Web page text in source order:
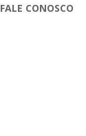
FALE CONOSCO